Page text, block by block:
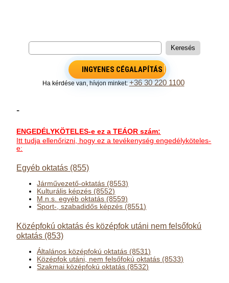
INGYENES CÉGALAPÍTÁS
Ha kérdése van, hívjon minket:+36 30 220 1100
-
ENGEDÉLYKÖTELES-e ez a TEÁOR szám:
Itt tudja ellenőrizni, hogy ez a tevékenység engedélyköteles-
e:
Egyéb oktatás (855)
Járművezető-oktatás (8553)
Kulturális képzés (8552)
M.n.s. egyéb oktatás (8559)
Sport-, szabadidős képzés (8551)
Középfokú oktatás és középfok utáni nem felsőfokú
oktatás (853)
Általános középfokú oktatás (8531)
Középfok utáni, nem felsőfokú oktatás (8533)
Szakmai középfokú oktatás (8532)